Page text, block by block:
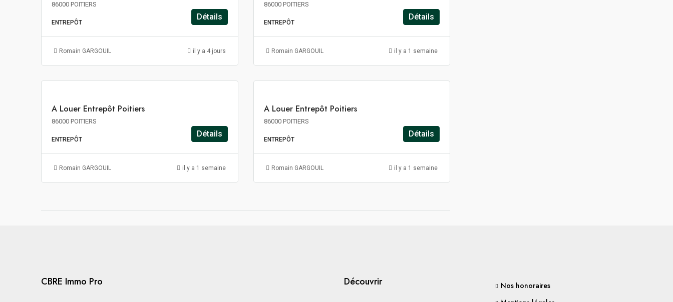
86000 POITIERS
ENTREPÔT
Détails
Romain GARGOUIL il y a 4 jours
86000 POITIERS
ENTREPÔT
Détails
Romain GARGOUIL il y a 1 semaine
LOUER
130€
HT
A Louer Entrepôt Poitiers
86000 POITIERS
ENTREPÔT
Détails
Romain GARGOUIL il y a 1 semaine
LOUER
150€
HT
A Louer Entrepôt Poitiers
86000 POITIERS
ENTREPÔT
Détails
Romain GARGOUIL il y a 1 semaine
CBRE Immo Pro Découvrir
Nos honoraires